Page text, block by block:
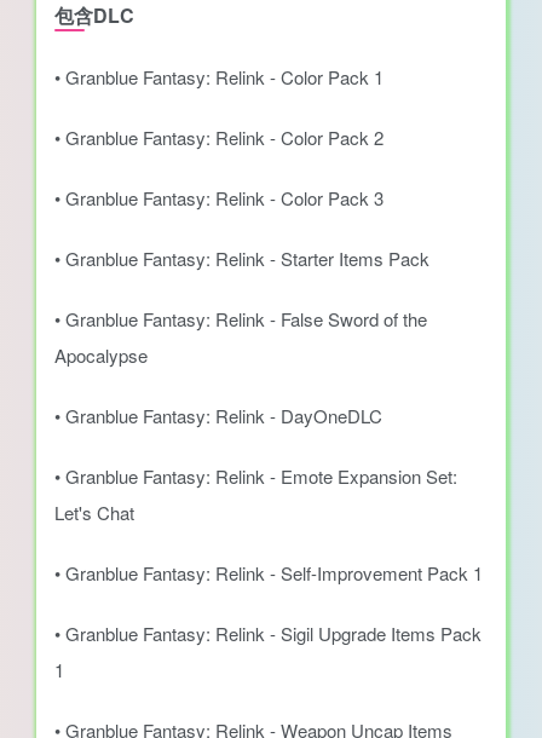
包含DLC
• Granblue Fantasy: Relink - Color Pack 1
• Granblue Fantasy: Relink - Color Pack 2
• Granblue Fantasy: Relink - Color Pack 3
• Granblue Fantasy: Relink - Starter Items Pack
• Granblue Fantasy: Relink - False Sword of the
Apocalypse
• Granblue Fantasy: Relink - DayOneDLC
• Granblue Fantasy: Relink - Emote Expansion Set:
Let's Chat
• Granblue Fantasy: Relink - Self-Improvement Pack 1
• Granblue Fantasy: Relink - Sigil Upgrade Items Pack
1
• Granblue Fantasy: Relink - Weapon Uncap Items